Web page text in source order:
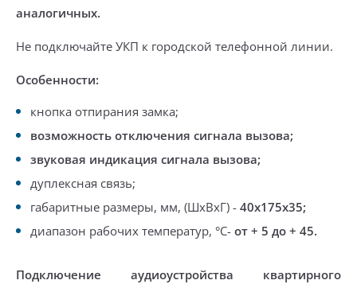
аналогичных.
Не подключайте УКП к городской телефонной линии.
Особенности:
кнопка отпирания замка;
возможность отключения сигнала вызова;
звуковая индикация сигнала вызова;
дуплексная связь;
габаритные размеры, мм, (ШхВхГ) - 40х175х35;
диапазон рабочих температур, °C- от + 5 до + 45.
Подключение аудиоустройства квартирного